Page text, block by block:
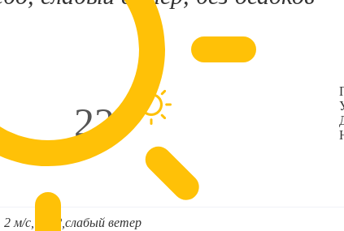
22°
2 м/с, 313°, слабый ветер